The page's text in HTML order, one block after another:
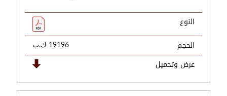
النوع
الحجم
19196 ك.ب
عرض وتحميل